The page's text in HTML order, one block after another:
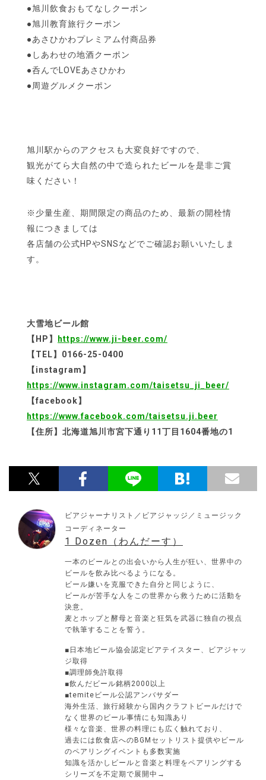
●旭川飲食おもてなしクーポン
●旭川教育旅行クーポン
●あさひかわプレミアム付商品券
●しあわせの地酒クーポン
●呑んでLOVEあさひかわ
●周遊グルメクーポン
旭川駅からのアクセスも大変良好ですので、
観光がてら大自然の中で造られたビールを是非ご賞
味ください！
※少量生産、期間限定の商品のため、最新の開栓情
報につきましては
各店舗の公式HPやSNSなどでご確認お願いいたしま
す。
大雪地ビール館
【HP】
https://www.ji-beer.com/
【TEL】0166-25-0400
【instagram】
https://www.instagram.com/taisetsu_ji_beer/
【facebook】
https://www.facebook.com/taisetsu.ji.beer
【住所】北海道旭川市宮下通り11丁目1604番地の1
ビアジャーナリスト／ビアジャッジ／ミュージック
コーディネーター
1 Dozen（わんだーす）
一本のビールとの出会いから人生が狂い、世界中の
ビールを飲み比べるようになる。
ビール嫌いを克服できた自分と同じように、
ビールが苦手な人をこの世界から救うために活動を
決意。
麦とホップと酵母と音楽と狂気を武器に独自の視点
で執筆することを誓う。
■日本地ビール協会認定ビアテイスター、ビアジャッ
ジ取得
■調理師免許取得
■飲んだビール銘柄2000以上
■temiteビール公認アンバサダー
海外生活、旅行経験から国内クラフトビールだけで
なく世界のビール事情にも知識あり
様々な音楽、世界の料理にも広く触れており、
過去には飲食店へのBGMセットリスト提供やビール
のペアリングイベントも多数実施
知識を活かしビールと音楽と料理をペアリングする
シリーズを不定期で展開中→